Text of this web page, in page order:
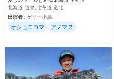
北海道 道東,北海道 道北
出演者: ゲリー小島
オショロコマ アメマス